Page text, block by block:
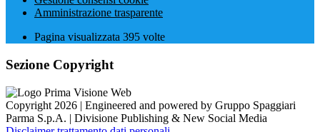
Amministrazione trasparente
Pagina visualizzata 395 volte
Sezione Copyright
Copyright 2026 | Engineered and powered by Gruppo Spaggiari
Parma S.p.A. | Divisione Publishing & New Social Media